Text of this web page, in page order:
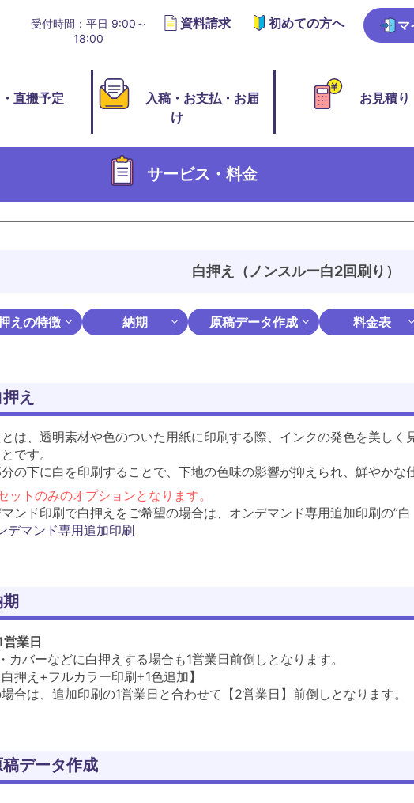
受付時間：平日 9:00～
18:00
資料請求 初めての方へ マ
直搬予定
入稿・お支払・お届
け
お見積り
サービス・料金
白押え（ノンスルー白2回刷り）
えの特徴 納期 原稿データ作成 料金表
え
は、透明素材や色のついた用紙に印刷する際、インクの発色を美しく
です。
の下に白を印刷することで、下地の色味の影響が抑えられ、鮮やかな
ットのみのオプションとなります。
ンド印刷で白押えをご希望の場合は、オンデマンド専用追加印刷の”白
デマンド専用追加印刷
業日
カバーなどに白押えする場合も1営業日前倒しとなります。
押え+フルカラー印刷+1色追加】
は、追加印刷の1営業日と合わせて【2営業日】前倒しとなります。
データ作成